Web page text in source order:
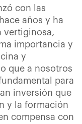
con las
años y ha
vertiginosa,
importancia y
y
que a nosotros
para
inversión que
y la formación
compensa con